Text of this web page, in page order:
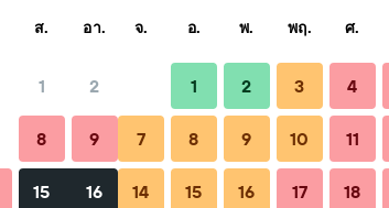
ทั้งหมด (ต่อคืน)
ส. อา.
1 2
8 9
15 16
จ. อ. พ. พฤ. ศ.
1 2 3 4
7 8 9 10 11
14 15 16 17 18